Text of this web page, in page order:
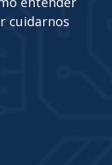
cuidarnos